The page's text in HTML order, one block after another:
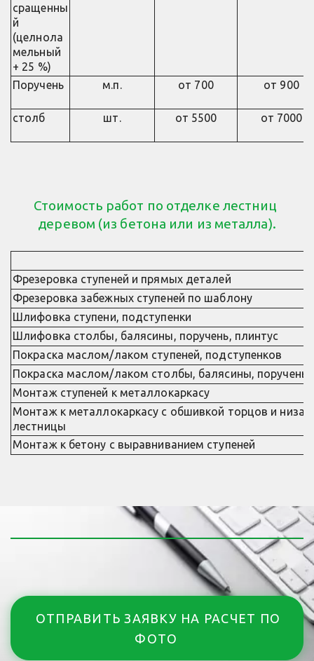
сращенны
й
(целнола
мельный
+ 25 %)
Поручень м.п. от 700 от 900
столб шт. от 5500 от 7000
Стоимость работ по отделке лестниц
деревом (из бетона или из металла).
Фрезеровка ступеней и прямых деталей
Фрезеровка забежных ступеней по шаблону
Шлифовка ступени, подступенки
Шлифовка столбы, балясины, поручень, плинтус
Покраска маслом/лаком ступеней, подступенков
Покраска маслом/лаком столбы, балясины, поручень,
Монтаж ступеней к металлокаркасу
Монтаж к металлокаркасу с обшивкой торцов и низа
лестницы
Монтаж к бетону с выравниванием ступеней
ОТПРАВИТЬ ЗАЯВКУ НА РАСЧЕТ ПО
ФОТО